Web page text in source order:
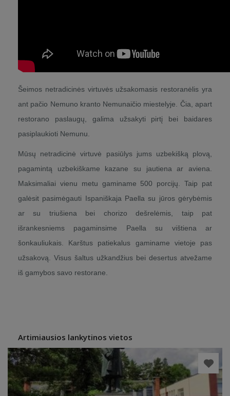
Šeimos netradicinės virtuvės užsakomasis restoranėlis yra
ant pačio Nemuno kranto Nemunaičio miestelyje. Čia, apart
restorano paslaugų, galima užsakyti pirtį bei baidares
pasiplaukioti Nemunu.
Mūsų netradicinė virtuvė pasiūlys jums uzbekišką plovą,
pagamintą uzbekiškame kazane su jautiena ar aviena.
Maksimaliai vienu metu gaminame 500 porcijų. Taip pat
galėsit pasimėgauti Ispaniškaja Paella su jūros gėrybėmis
ar su triušiena bei chorizo dešrelėmis, taip pat
išrankesniems pagaminsime Paella su vištiena ar
šonkauliukais. Karštus patiekalus gaminame vietoje pas
užsakovą. Visus šaltus užkandžius bei desertus atvežame
iš gamybos savo restorane.
Artimiausios lankytinos vietos